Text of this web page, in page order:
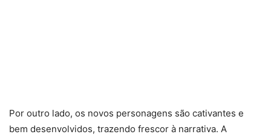
Por outro lado, os novos personagens são cativantes e
bem desenvolvidos, trazendo frescor à narrativa. A